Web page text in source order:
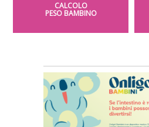
CALCOLO
PESO BAMBINO